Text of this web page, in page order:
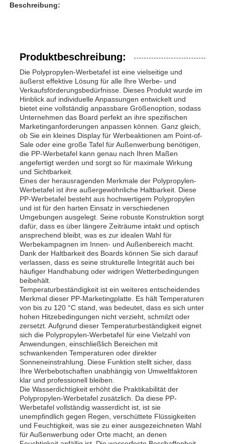
Startseite
Produkte
Beschreibung:
Produktbeschreibung:
Die Polypropylen-Werbetafel ist eine vielseitige und
äußerst effektive Lösung für alle Ihre Werbe- und
Verkaufsförderungsbedürfnisse. Dieses Produkt wurde im
Hinblick auf individuelle Anpassungen entwickelt und
bietet eine vollständig anpassbare Größenoption, sodass
Unternehmen das Board perfekt an ihre spezifischen
Marketinganforderungen anpassen können. Ganz gleich,
ob Sie ein kleines Display für Werbeaktionen am Point-of-
Sale oder eine große Tafel für Außenwerbung benötigen,
die PP-Werbetafel kann genau nach Ihren Maßen
angefertigt werden und sorgt so für maximale Wirkung
und Sichtbarkeit.
Eines der herausragenden Merkmale der Polypropylen-
Werbetafel ist ihre außergewöhnliche Haltbarkeit. Diese
PP-Werbetafel besteht aus hochwertigem Polypropylen
und ist für den harten Einsatz in verschiedenen
Umgebungen ausgelegt. Seine robuste Konstruktion sorgt
dafür, dass es über längere Zeiträume intakt und optisch
ansprechend bleibt, was es zur idealen Wahl für
Werbekampagnen im Innen- und Außenbereich macht.
Dank der Haltbarkeit des Boards können Sie sich darauf
verlassen, dass es seine strukturelle Integrität auch bei
häufiger Handhabung oder widrigen Wetterbedingungen
beibehält.
Temperaturbeständigkeit ist ein weiteres entscheidendes
Merkmal dieser PP-Marketingplatte. Es hält Temperaturen
von bis zu 120 °C stand, was bedeutet, dass es sich unter
hohen Hitzebedingungen nicht verzieht, schmilzt oder
zersetzt. Aufgrund dieser Temperaturbeständigkeit eignet
sich die Polypropylen-Werbetafel für eine Vielzahl von
Anwendungen, einschließlich Bereichen mit
schwankenden Temperaturen oder direkter
Sonneneinstrahlung. Diese Funktion stellt sicher, dass
Ihre Werbebotschaften unabhängig von Umweltfaktoren
klar und professionell bleiben.
Die Wasserdichtigkeit erhöht die Praktikabilität der
Polypropylen-Werbetafel zusätzlich. Da diese PP-
Werbetafel vollständig wasserdicht ist, ist sie
unempfindlich gegen Regen, verschüttete Flüssigkeiten
und Feuchtigkeit, was sie zu einer ausgezeichneten Wahl
für Außenwerbung oder Orte macht, an denen